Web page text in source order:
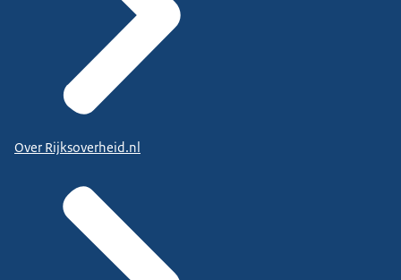
Over Rijksoverheid.nl